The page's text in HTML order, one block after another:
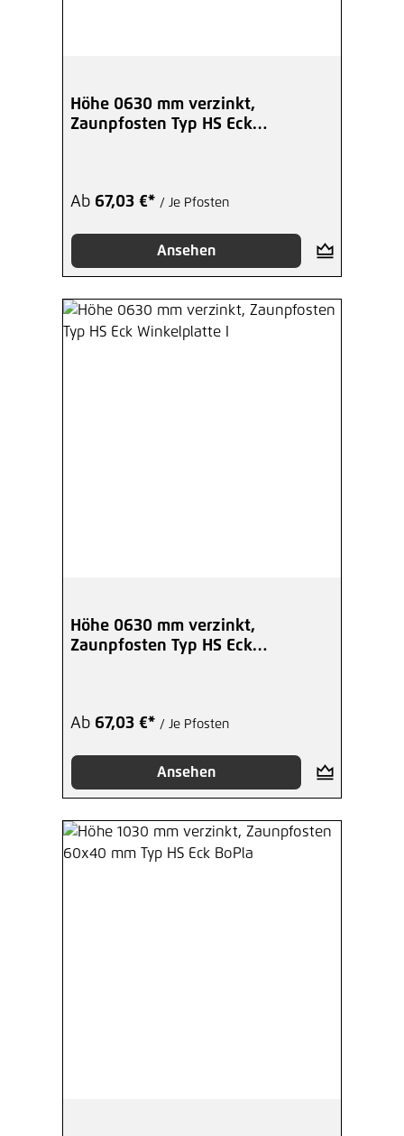
Höhe 0630 mm verzinkt,
Zaunpfosten Typ HS Eck
Ab 67,03 €* / Je Pfosten
Ansehen
Höhe 0630 mm verzinkt,
Zaunpfosten Typ HS Eck
Ab 67,03 €* / Je Pfosten
Ansehen